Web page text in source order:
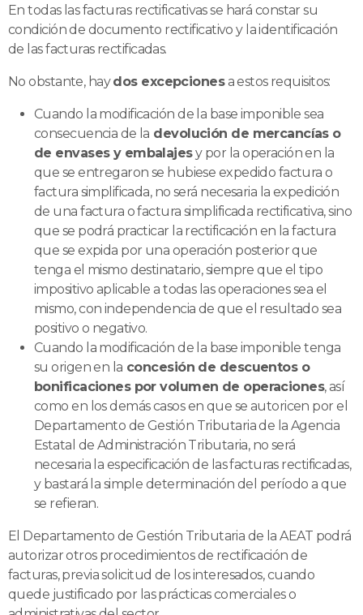
En todas las facturas rectificativas se hará constar su
condición de documento rectificativo y la identificación
de las facturas rectificadas.
No obstante, haydos excepcionesa estos requisitos:
Cuando la modificación de la base imponible sea
consecuencia de la devolución de mercancías o
de envases y embalajesy por la operación en la
que se entregaron se hubiese expedido factura o
factura simplificada, no será necesaria la expedición
de una factura o factura simplificada rectificativa, sino
que se podrá practicar la rectificación en la factura
que se expida por una operación posterior que
tenga el mismo destinatario, siempre que el tipo
impositivo aplicable a todas las operaciones sea el
mismo, con independencia de que el resultado sea
positivo o negativo.
Cuando la modificación de la base imponible tenga
su origen en la concesión de descuentos o
bonificaciones por volumen de operaciones, así
como en los demás casos en que se autoricen por el
Departamento de Gestión Tributaria de la Agencia
Estatal de Administración Tributaria, no será
necesaria la especificación de las facturas rectificadas,
y bastará la simple determinación del período a que
se refieran.
El Departamento de Gestión Tributaria de la AEAT podrá
autorizar otros procedimientos de rectificación de
facturas, previa solicitud de los interesados, cuando
quede justificado por las prácticas comerciales o